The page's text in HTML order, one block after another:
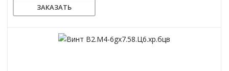
ЗАКАЗАТЬ